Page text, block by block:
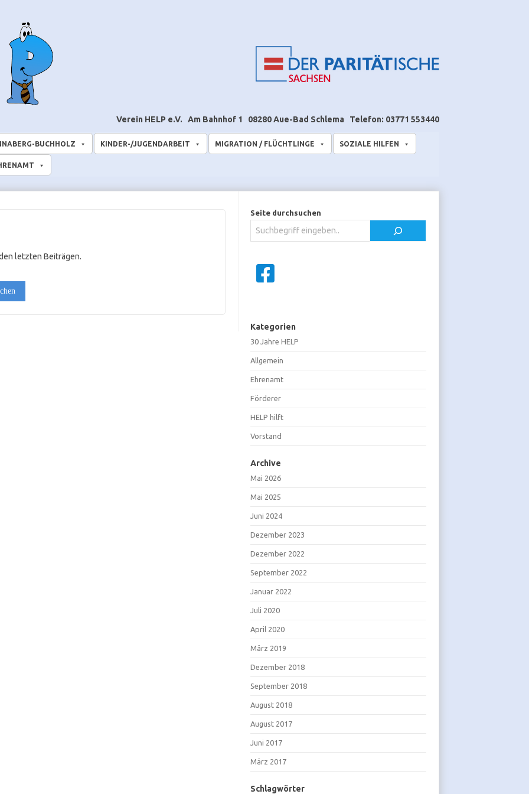
Verein HELP e.V. Am Bahnhof 1 08280 Aue-Bad Schlema Telefon: 03771 553440
BUCHHOLZ KINDER-/JUGENDARBEIT MIGRATION / FLÜCHTLINGE SOZIALE HILFEN
letzten Beiträgen.
Seite durchsuchen
Kategorien
30 Jahre HELP
Allgemein
Ehrenamt
Förderer
HELP hilft
Vorstand
Archive
Mai 2026
Mai 2025
Juni 2024
Dezember 2023
Dezember 2022
September 2022
Januar 2022
Juli 2020
April 2020
März 2019
Dezember 2018
September 2018
August 2018
August 2017
Juni 2017
März 2017
Schlagwörter